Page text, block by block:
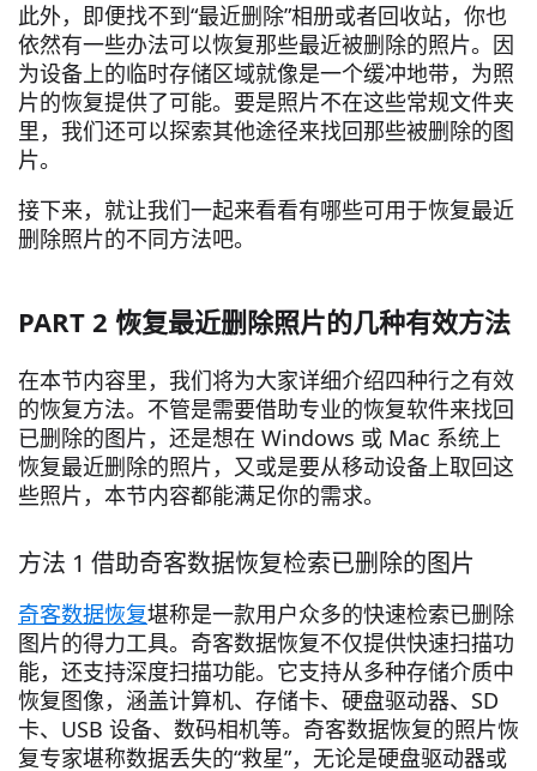
此外，即便找不到“最近删除”相册或者回收站，你也
依然有一些办法可以恢复那些最近被删除的照片。因
为设备上的临时存储区域就像是一个缓冲地带，为照
片的恢复提供了可能。要是照片不在这些常规文件夹
里，我们还可以探索其他途径来找回那些被删除的图
片。
接下来，就让我们一起来看看有哪些可用于恢复最近
删除照片的不同方法吧。
PART 2 恢复最近删除照片的几种有效方法
在本节内容里，我们将为大家详细介绍四种行之有效
的恢复方法。不管是需要借助专业的恢复软件来找回
已删除的图片，还是想在 Windows 或 Mac 系统上
恢复最近删除的照片，又或是要从移动设备上取回这
些照片，本节内容都能满足你的需求。
方法 1 借助奇客数据恢复检索已删除的图片
奇客数据恢复堪称是一款用户众多的快速检索已删除
图片的得力工具。奇客数据恢复不仅提供快速扫描功
能，还支持深度扫描功能。它支持从多种存储介质中
恢复图像，涵盖计算机、存储卡、硬盘驱动器、SD
卡、USB 设备、数码相机等。奇客数据恢复的照片恢
复专家堪称数据丢失的“救星”，无论是硬盘驱动器或